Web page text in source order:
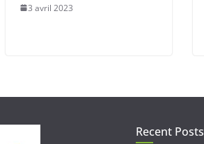
3 avril 2023
Recent Posts